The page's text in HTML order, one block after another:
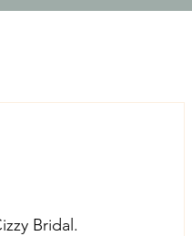
Bridal.